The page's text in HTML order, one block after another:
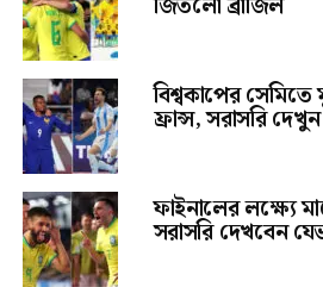
বিশ্বকাপের
ফ্রান্স, সরাসরি দেখুন
ফাইনালের লক্ষ্যে
সরাসরি দেখবেন